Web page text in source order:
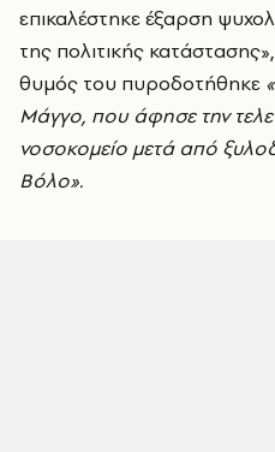
επικαλέστηκε έξαρση
της πολιτικής
θυμός του πυροδοτήθηκε
Μάγγο, που άφησε την
νοσοκομείο μετά από
Βόλο».